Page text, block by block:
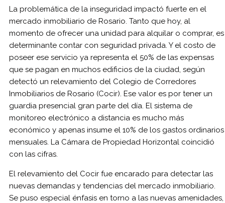
La problemática de la inseguridad impactó fuerte en el
mercado inmobiliario de Rosario. Tanto que hoy, al
momento de ofrecer una unidad para alquilar o comprar, es
determinante contar con seguridad privada. Y el costo de
poseer ese servicio ya representa el 50% de las expensas
que se pagan en muchos edificios de la ciudad, según
detectó un relevamiento del Colegio de Corredores
Inmobiliarios de Rosario (Cocir). Ese valor es por tener un
guardia presencial gran parte del día. El sistema de
monitoreo electrónico a distancia es mucho más
económico y apenas insume el 10% de los gastos ordinarios
mensuales. La Cámara de Propiedad Horizontal coincidió
con las cifras.
El relevamiento del Cocir fue encarado para detectar las
nuevas demandas y tendencias del mercado inmobiliario.
Se puso especial énfasis en torno a las nuevas amenidades,